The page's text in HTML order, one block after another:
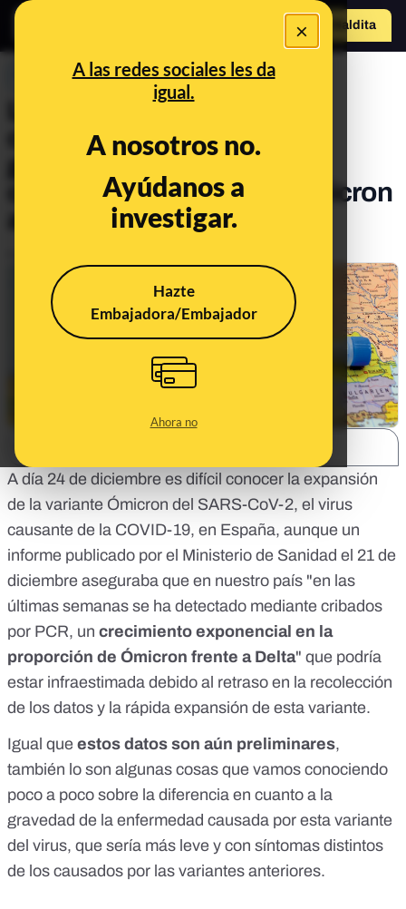
×
A las redes sociales les da
igual.
A nosotros no.
Ayúdanos a
investigar.
Hazte
Embajadora/Embajador
Ahora no
Hazte Maldito
PREBUNKING
Lo que las evidencias
científicas nos dicen de la
gravedad de la COVID-19
causada por la variante ómicron
a 24 de diciembre
A día 24 de diciembre es difícil conocer la expansión
de la variante Ómicron del SARS-CoV-2, el virus
causante de la COVID-19, en España, aunque un
informe publicado por el Ministerio de Sanidad el 21 de
diciembre aseguraba que en nuestro país "en las
últimas semanas se ha detectado mediante cribados
por PCR, un crecimiento exponencial en la
proporción de Ómicron frente a Delta" que podría
estar infraestimada debido al retraso en la recolección
de los datos y la rápida expansión de esta variante.
Igual que estos datos son aún preliminares,
también lo son algunas cosas que vamos conociendo
poco a poco sobre la diferencia en cuanto a la
gravedad de la enfermedad causada por esta variante
del virus, que sería más leve y con síntomas distintos
de los causados por las variantes anteriores.